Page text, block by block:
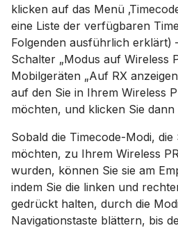
klicken auf das Menü
eine Liste der verfügbaren
Folgenden ausführlich erklärt)
Schalter „Modus auf Wireless
Mobilgeräten „Auf RX
auf den Sie in Ihrem Wireless
möchten, und klicken Sie dann
Sobald die Timecode-Modi,
möchten, zu Ihrem Wireless
wurden, können Sie sie am
indem Sie die linken und
gedrückt halten, durch die
Navigationstaste blättern, bis